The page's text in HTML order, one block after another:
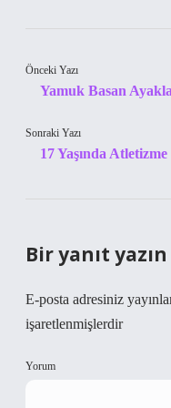
Önceki Yazı
Yamuk Basan
Sonraki Yazı
17 Yaşında
Bir yanıt yazın
E-posta adresiniz
işaretlenmişlerdir
Yorum